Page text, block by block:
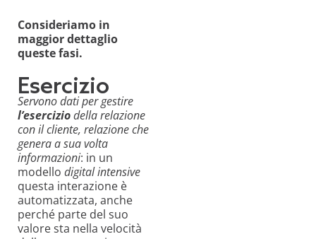
Consideriamo in
maggior dettaglio
queste fasi.
Esercizio
Servono dati per gestire
l’eserciziodella relazione
con il cliente, relazione che
genera a sua volta
informazioni: in un
modello digital intensive
questa interazione è
automatizzata, anche
perché parte del suo
valore sta nella velocità